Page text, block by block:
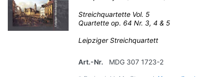
Streichquartette Vol. 5
Quartette op. 64 Nr. 3, 4 & 5
Leipziger Streichquartett
Art.-Nr. MDG 307 1723-2